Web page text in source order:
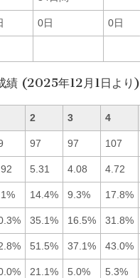
0日 0日
績 (2025年12月1日より)
2 3 4
97 97 107
5.31 4.08 4.72
14.4% 9.3% 17.8%
35.1% 16.5% 31.8%
51.5% 37.1% 43.0%
21.1% 5.0% 5.3%